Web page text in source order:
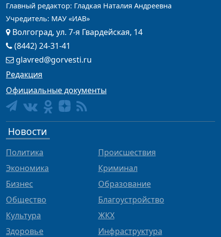
Главный редактор: Гладкая Наталия Андреевна
Учредитель: МАУ «ИАВ»
Волгоград, ул. 7-я Гвардейская, 14
(8442) 24-31-41
glavred@gorvesti.ru
Редакция
Официальные документы
Новости
Политика
Экономика
Бизнес
Общество
Культура
Здоровье
Происшествия
Криминал
Образование
Благоустройство
ЖКХ
Инфраструктура